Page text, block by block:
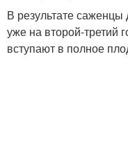
В результате
уже на второй-третий
вступают в полное